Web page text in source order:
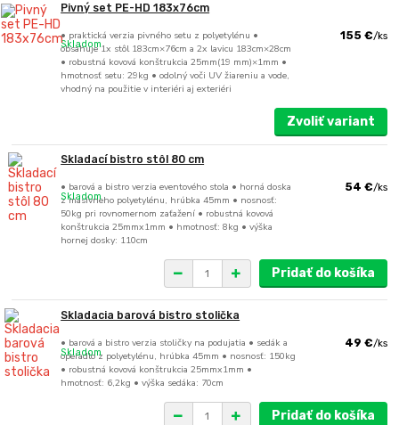
Pivný set PE-HD 183x76cm
• praktická verzia pivného setu z polyetylénu •
obsahuje 1x stôl 183cm×76cm a 2x lavicu 183cm×28cm
• robustná kovová konštrukcia 25mm(19 mm)×1mm •
hmotnosť setu: 29kg • odolný voči UV žiareniu a vode,
vhodný na použitie v interiéri aj exteriéri
155 €/ks
Skladom
Zvoliť variant
Skladací bistro stôl 80 cm
• barová a bistro verzia eventového stola • horná doska
z masívneho polyetylénu, hrúbka 45mm • nosnosť:
50kg pri rovnomernom zaťažení • robustná kovová
konštrukcia 25mmx1mm • hmotnosť: 8kg • výška
hornej dosky: 110cm
54 €/ks
Skladom
Pridať do košíka
Skladacia barová bistro stolička
• barová a bistro verzia stoličky na podujatia • sedák a
operadlo z polyetylénu, hrúbka 45mm • nosnosť: 150kg
• robustná kovová konštrukcia 25mmx1mm •
hmotnosť: 6,2kg • výška sedáka: 70cm
49 €/ks
Skladom
Pridať do košíka